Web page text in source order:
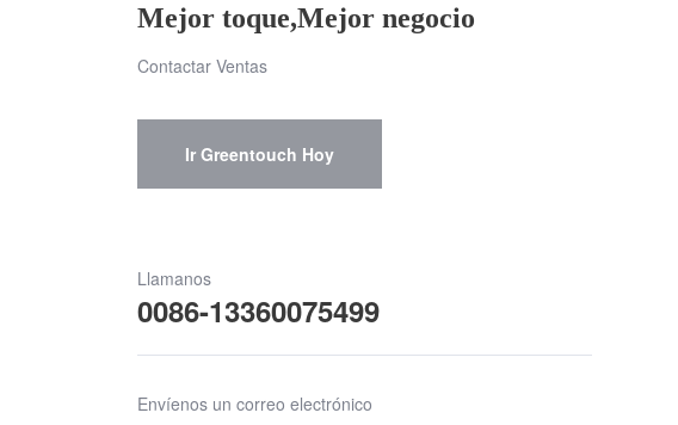
Mejor toque,Mejor negocio
Contactar Ventas
Ir Greentouch Hoy
Llamanos
0086-13360075499
Envíenos un correo electrónico